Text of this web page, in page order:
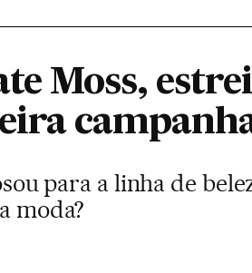
Moss,
para a linha de
moda?